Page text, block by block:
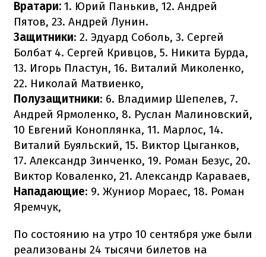
Вратари: 1. Юрий Панькив, 12. Андрей
Пятов, 23. Андрей Лунин.
Защитники: 2. Эдуард Соболь, 3. Сергей
Болбат 4. Сергей Кривцов, 5. Никита Бурда,
13. Игорь Пластун, 16. Виталий Миколенко,
22. Николай Матвиенко,
Полузащитники: 6. Владимир Шепелев, 7.
Андрей Ярмоленко, 8. Руслан Малиновский,
10 Евгений Коноплянка, 11. Марлос, 14.
Виталий Буяльский, 15. Виктор Цыганков,
17. Александр Зинченко, 19. Роман Безус, 20.
Виктор Коваленко, 21. Александр Караваев,
Нападающие: 9. Жуниор Мораес, 18. Роман
Яремчук,
По состоянию на утро 10 сентября уже были
реализованы 24 тысячи билетов на